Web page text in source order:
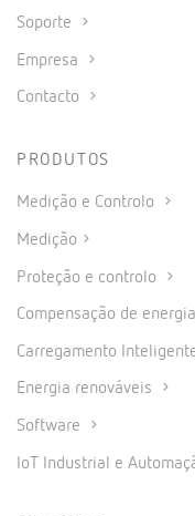
Soporte
Empresa
Contacto
PRODUTOS
Medição e Controlo
Medição
Proteção e controlo
Compensação de
Carregamento
Energia renováveis
Software
IoT Industrial e